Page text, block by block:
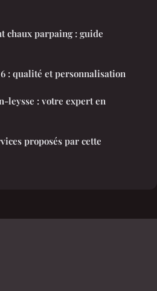
chaux parpaing : guide
: qualité et personnalisation
leysse : votre expert en
proposés par cette